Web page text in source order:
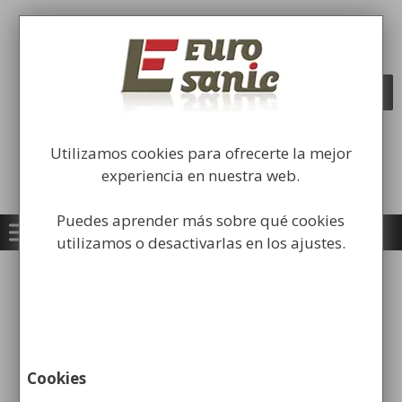
Saltar
Fabricación y comercialización de
equipamiento para la higiene industrial
Búsqueda
de
Utilizamos cookies para ofrecerte la mejor
experiencia en nuestra web.
Puedes aprender más sobre qué cookies
utilizamos o desactivarlas en los ajustes.
Cookies